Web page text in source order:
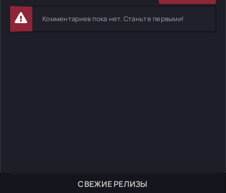
СВЕЖИЕ РЕЛИЗЫ
Комментариев пока нет. Станьте первыми!